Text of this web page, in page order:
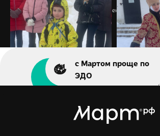
Галерея » Музей-заповедник Коломенское
с Мартом проще по
ЭДО